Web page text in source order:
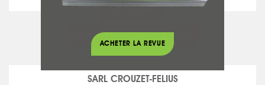
Menuiserie bois, PVC, Alu, Acier
SARL CROUZET-FELIUS
ACHETER LA REVUE